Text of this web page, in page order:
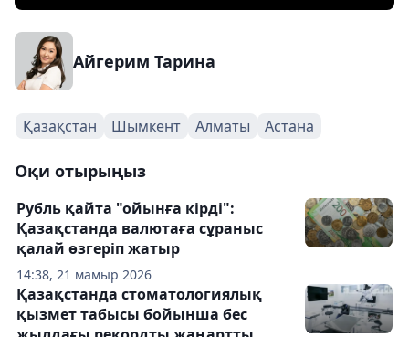
Айгерим Тарина
Қазақстан Шымкент Алматы Астана
Оқи отырыңыз
14:38, 21 мамыр 2026
Рубль қайта "ойынға кірді":
Қазақстанда валютаға сұраныс
қалай өзгеріп жатыр
Қазақстанда стоматологиялық
қызмет табысы бойынша бес